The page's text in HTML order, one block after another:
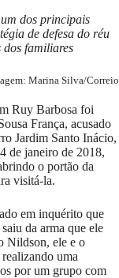
dos principais
de defesa do réu
dos familiares
Marina Silva/Correio
Ruy Barbosa foi
França, acusado
Jardim Santo Inácio,
de janeiro de 2018,
o portão da
visitá-la.
em inquérito que
da arma que ele
Nildson, ele e o
uma
por um grupo com